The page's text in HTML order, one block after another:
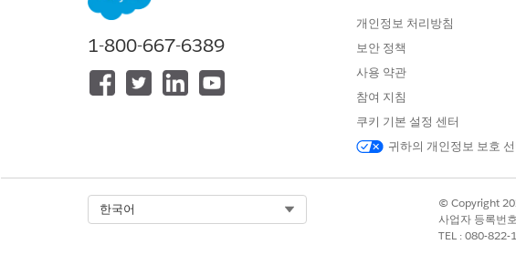
서비스 자원 을 엽니다.
클릭하여 서비스 자원 레코드를 엽니다.
부재에 대한 세부 사항을 작성합니다.
변경 사항을 저장합니다.
1-800-667-6389
개인정보 처리방침
보안 정책
사용 약관
참여 지침
쿠키 기본 설정 센터
귀하의 개인정보 보호
한국어
© Copyright
사업자 등록번
TEL : 080-822-